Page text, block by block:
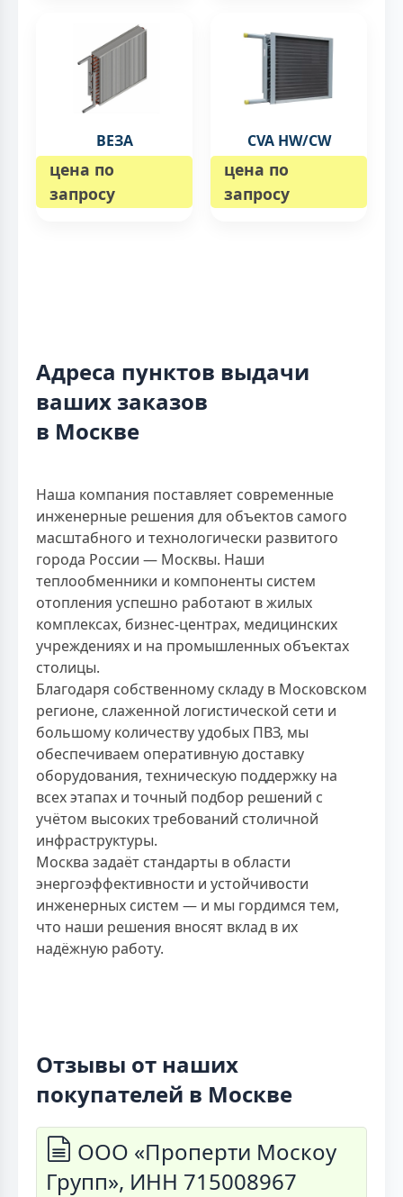
ВЕЗА
цена по
запросу
CVA HW/CW
цена по
запросу
Адреса пунктов выдачи
ваших заказов
в Москве
Наша компания поставляет современные
инженерные решения для объектов самого
масштабного и технологически развитого
города России — Москвы. Наши
теплообменники и компоненты систем
отопления успешно работают в жилых
комплексах, бизнес-центрах, медицинских
учреждениях и на промышленных объектах
столицы.
Благодаря собственному складу в Московском
регионе, слаженной логистической сети и
большому количеству удобых ПВЗ, мы
обеспечиваем оперативную доставку
оборудования, техническую поддержку на
всех этапах и точный подбор решений с
учётом высоких требований столичной
инфраструктуры.
Москва задаёт стандарты в области
энергоэффективности и устойчивости
инженерных систем — и мы гордимся тем,
что наши решения вносят вклад в их
надёжную работу.
Отзывы от наших
покупателей в Москве
ООО «Проперти Москоу
Групп», ИНН 715008967